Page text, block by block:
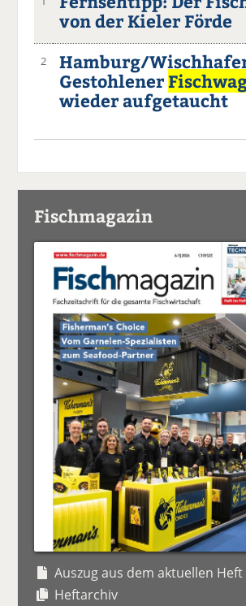
von der Kieler Förde
2
Hamburg/
Gestohlener
wieder aufgetaucht
Fischmagazin
Auszug aus dem aktuellen Heft
Heftarchiv